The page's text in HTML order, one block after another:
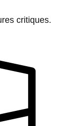
critiques.